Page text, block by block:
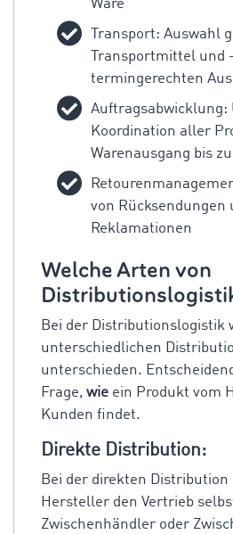
Ware
Transport: Auswahl
Transportmittel und
termingerechten
Auftragsabwicklung:
Koordination aller
Warenausgang bis
von Rücksendungen
Reklamationen
Welche Arten von
Bei der Distributionslogistik
unterschiedlichen
unterschieden.
Frage, wie ein Produkt vom
Kunden findet.
Direkte Distribution:
Bei der direkten
Hersteller den Vertrieb
Zwischenhändler oder